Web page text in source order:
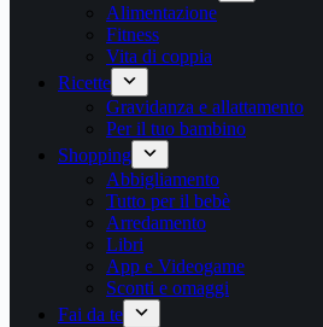
Alimentazione
Fitness
Vita di coppia
Ricette
Gravidanza e allattamento
Per il tuo bambino
Shopping
Abbigliamento
Tutto per il bebè
Arredamento
Libri
App e Videogame
Sconti e omaggi
Fai da te